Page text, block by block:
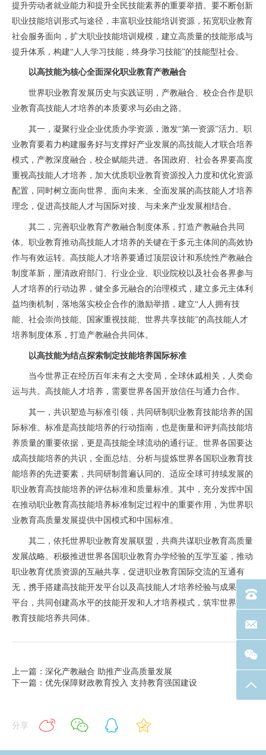
提升劳动者就业能力和提升全民技能素养的重要举措。要不断创新
职业技能培训形式与途径，丰富职业技能培训资源，拓宽职业教育
社会服务面向，扩大职业技能培训规模，建立高质量的技能形成与
提升体系，构建“人人学习技能，终身学习技能”的技能型社会。
以高技能为核心全面深化职业教育产教融合
世界职业教育发展历史与实践证明，产教融合、校企合作是职
业教育高技能人才培养的本质要求与必由之路。
其一，凝聚行业企业优质办学资源，激发“第一资源”活力。职
业教育要着力构建服务好与支撑好产业发展的高技能人才联合培养
模式，产教深度融合，校企赋能共进。各国政府、社会各界要高度
重视高技能人才培养，加大优质职业教育资源投入力度和优化资源
配置，同时树立面向世界、面向未来、全面发展的高技能人才培养
理念，促进高技能人才与国际对接、与未来产业发展相结合。
其二，完善职业教育产教融合制度体系，打造产教融合共同
体。职业教育推动高技能人才培养的关键在于多元主体间的高效协
作与有效运转。高技能人才培养要通过顶层设计和系统性产教融合
制度革新，厘清政府部门、行业企业、职业院校以及社会各界参与
人才培养的行动边界，健全多元融合的治理模式，建立多元主体利
益均衡机制，落地落实校企合作的激励举措，建立“人人拥有技
能、社会崇尚技能、国家重视技能、世界共享技能”的高技能人才
培养制度体系，打造产教融合共同体。
以高技能为结点探索制定技能培养国际标准
当今世界正在经历百年未有之大变局，全球休戚相关，人类命
运与共。高技能人才培养，需要世界各国开放信任与通力合作。
其一，共识塑造与标准引领，共同研制职业教育技能培养的国
际标准。标准是高技能培养的行动指南，也是衡量和评判高技能培
养质量的重要依据，更是高技能全球流动的通行证。世界各国要达
成高技能培养的共识，全面总结、分析与提炼世界各国职业教育技
能培养的先进要素，共同研制普遍认同的、适应全球可持续发展的
职业教育高技能培养的评估标准和质量标准。其中，充分发挥中国
在推动职业教育高技能培养标准制定过程中的重要作用，为世界职
业教育高质量发展提供中国模式和中国标准。
其二，依托世界职业教育发展联盟，共商共谋职业教育高质量
发展战略。积极推进世界各国职业教育办学经验的互学互鉴，推动
职业教育优质资源的互融共享，促进职业教育国际交流的互通有
无，携手搭建高技能开发平台以及高技能人才培养经验与成果分享
平台，共同创建高水平的技能开发和人才培养模式，筑牢世界职业
教育技能培养共同体。
上一篇：深化产教融合 助推产业高质量发展
下一篇：优先保障财政教育投入 支持教育强国建设
分享
电话
联系
返回